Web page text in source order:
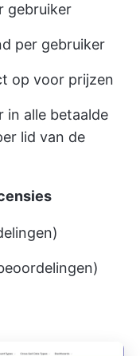
gebruiker
per gebruiker
op voor prijzen
in alle betaalde
lid van de